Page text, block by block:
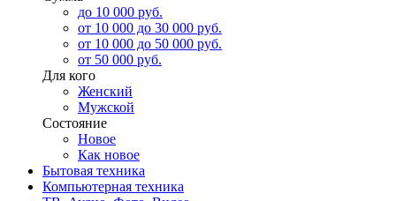
до 10 000 руб.
от 10 000 до 30 000 руб.
от 10 000 до 50 000 руб.
от 50 000 руб.
Для кого
Женский
Мужской
Состояние
Новое
Как новое
Бытовая техника
Компьютерная техника